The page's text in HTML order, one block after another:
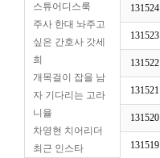
스튜어디스룩
주사 한대 놔주고
싶은 간호사 갓세
희
개목걸이 잡을 남
자 기다리는 고라
니율
차영현 치어리더
최근 인스타
131524
131523
131522
131521
131520
131519